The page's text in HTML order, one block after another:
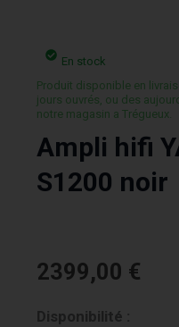
En stock
Produit disponible en
jours ouvrés, ou des
notre magasin a Trégueux.
Ampli hifi
S1200 noir
2399,00 €
Disponibilité :
quantité